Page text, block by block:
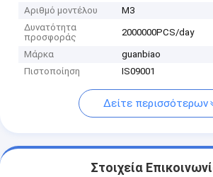
Αριθμό μοντέλου
Μ3
Δυνατότητα
προσφοράς
2000000PCS/day
Μάρκα
guanbiao
Πιστοποίηση
IS09001
Δείτε περισσότερων
Στοιχεία